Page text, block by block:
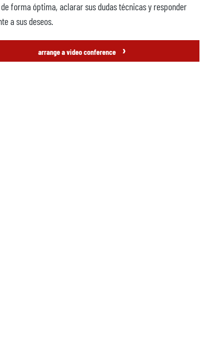
forma óptima, aclarar sus dudas técnicas y responder
a sus deseos.
arrange a video conference ›